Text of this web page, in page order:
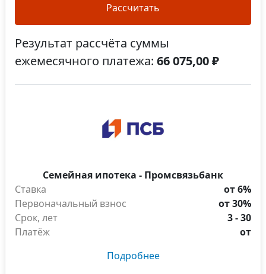
Рассчитать
Результат рассчёта суммы
ежемесячного платежа: 66 075,00 ₽
Семейная ипотека - Промсвязьбанк
Ставка
от 6%
Первоначальный взнос
от 30%
Срок, лет
3 - 30
Платёж
от
Подробнее